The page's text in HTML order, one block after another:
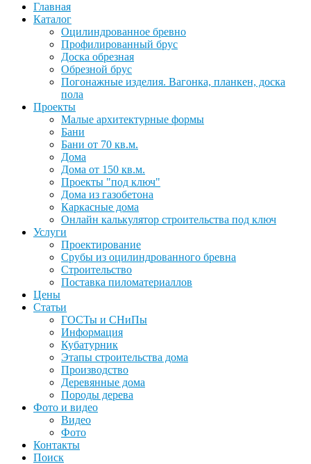
Главная
Каталог
Оцилиндрованное бревно
Профилированный брус
Доска обрезная
Обрезной брус
Погонажные изделия. Вагонка, планкен, доска
пола
Проекты
Малые архитектурные формы
Бани
Бани от 70 кв.м.
Дома
Дома от 150 кв.м.
Проекты "под ключ"
Дома из газобетона
Каркасные дома
Онлайн калькулятор строительства под ключ
Услуги
Проектирование
Срубы из оцилиндрованного бревна
Строительство
Поставка пиломатериаллов
Цены
Статьи
ГОСТы и СНиПы
Информация
Кубатурник
Этапы строительства дома
Производство
Деревянные дома
Породы дерева
Фото и видео
Видео
Фото
Контакты
Поиск